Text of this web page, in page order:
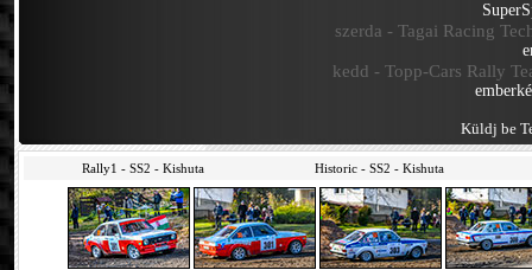
szerda - Tagai Racing
kedd - Topp-Cars Rally
Küldj be
Rally1 - SS2 - Kishuta Historic - SS2 - Kishuta